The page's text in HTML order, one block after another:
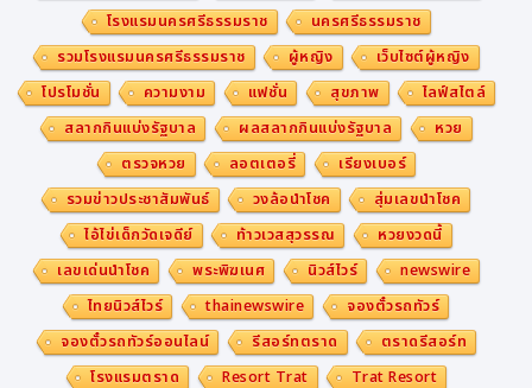
โรงแรมนครศรีธรรมราช
นครศรีธรรมราช
รวมโรงแรมนครศรีธรรมราช
ผู้หญิง
เว็บไซต์ผู้หญิง
โปรโมชั่น
ความงาม แฟชั่น สุขภาพ
ไลฟ์สไตล์
สลากกินแบ่งรัฐบาล
ผลสลากกินแบ่งรัฐบาล
หวย
ตรวจหวย
ลอตเตอรี่
เรียงเบอร์
รวมข่าวประชาสัมพันธ์
วงล้อนำโชค
สุ่มเลขนำโชค
ไอ้ไข่เด็กวัดเจดีย์
ท้าวเวสสุวรรณ
หวยงวดนี้
เลขเด่นนำโชค
พระพิฆเนศ นิวส์ไวร์
newswire
ไทยนิวส์ไวร์
thainewswire
จองตั๋วรถทัวร์
จองตั๋วรถทัวร์ออนไลน์
รีสอร์ทตราด
ตราดรีสอร์ท
โรงแรมตราด
Resort Trat
Trat Resort